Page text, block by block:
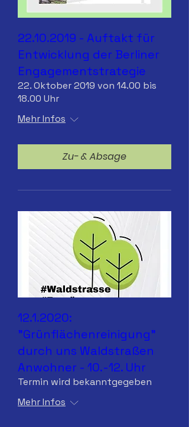
22.10.2019 - Auftakt für
Entwicklung der Berliner
Engagementstrategie
22. Oktober 2019 von 14.00 bis
18.00 Uhr
Mehr Infos
Zu- & Absage
12.1.2020:
"Grünflächenreinigung"
durch uns Waldstraßen
Anwohner - 10.-12. Uhr
Termin wird bekanntgegeben
Mehr Infos